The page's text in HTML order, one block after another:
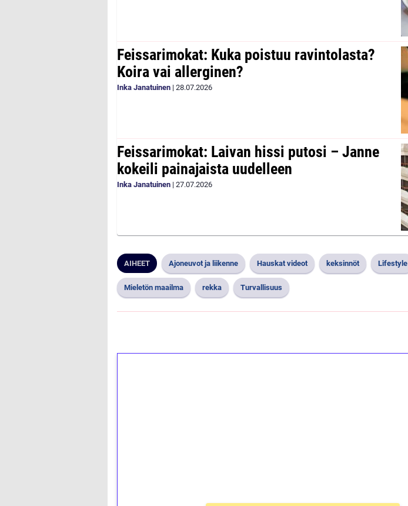
Feissarimokat: Kuka poistuu ravintolasta?
Koira vai allerginen?
Inka Janatuinen | 28.07.2026
Feissarimokat: Laivan hissi putosi – Janne
kokeili painajaista uudelleen
Inka Janatuinen | 27.07.2026
AIHEET Ajoneuvot ja liikenne Hauskat videot keksinnöt Lifestyle
Mieletön maailma rekka Turvallisuus